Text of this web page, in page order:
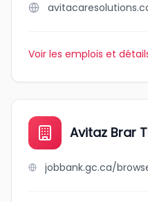
Voir les emplois et
Avitaz Brar